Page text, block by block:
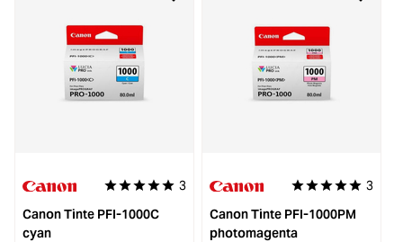
Durchschnittliche Bewertung von 5 von 5 Sternen
3
Canon Tinte PFI-1000C
cyan
Durchschnittliche
3
Canon Tinte PFI-1000PM
photomagenta